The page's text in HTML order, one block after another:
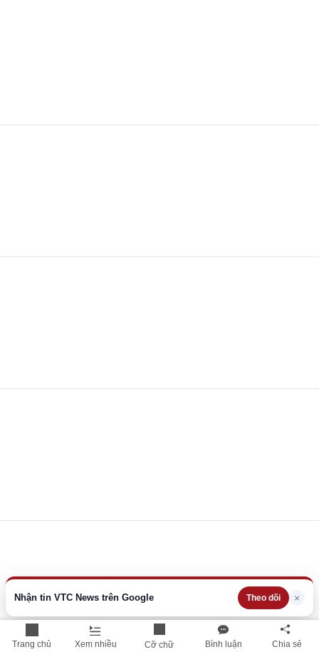
Trang chủ Xem nhiều Cỡ chữ Bình luận Chia sẻ
Nhận tin VTC News trên Google Theo dõi ×